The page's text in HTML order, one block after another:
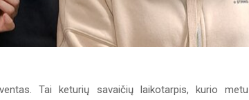
Tai keturių savaičių laikotarpis, kurio metu